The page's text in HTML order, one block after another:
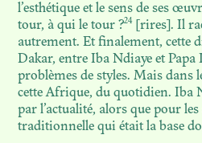
l’esthétique et le sens de ses
tour, à qui le tour ?24
[rires]. Il
autrement. Et finalement, cette
Dakar, entre Iba Ndiaye et Papa
problèmes de styles. Mais dans
cette Afrique, du quotidien. Iba
par l’actualité, alors que pour les
traditionnelle qui était la base